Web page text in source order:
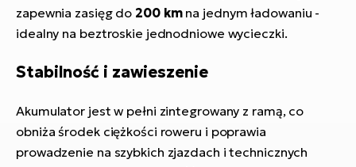
zapewnia zasięg do 200 kmna jednym ładowaniu -
idealny na beztroskie jednodniowe wycieczki.
Stabilność i zawieszenie
Akumulator jest w pełni zintegrowany z ramą, co
obniża środek ciężkości roweru i poprawia
prowadzenie na szybkich zjazdach i technicznych